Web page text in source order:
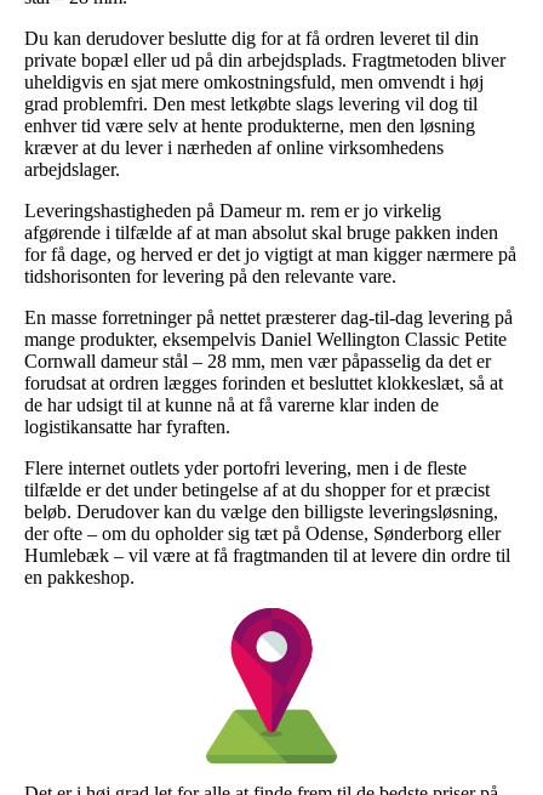
Du kan derudover beslutte dig for at få ordren leveret til din
private bopæl eller ud på din arbejdsplads. Fragtmetoden bliver
uheldigvis en sjat mere omkostningsfuld, men omvendt i høj
grad problemfri. Den mest letkøbte slags levering vil dog til
enhver tid være selv at hente produkterne, men den løsning
kræver at du lever i nærheden af online virksomhedens
arbejdslager.
Leveringshastigheden på Dameur m. rem er jo virkelig
afgørende i tilfælde af at man absolut skal bruge pakken inden
for få dage, og herved er det jo vigtigt at man kigger nærmere på
tidshorisonten for levering på den relevante vare.
En masse forretninger på nettet præsterer dag-til-dag levering på
mange produkter, eksempelvis Daniel Wellington Classic Petite
Cornwall dameur stål – 28 mm, men vær påpasselig da det er
forudsat at ordren lægges forinden et besluttet klokkeslæt, så at
de har udsigt til at kunne nå at få varerne klar inden de
logistikansatte har fyraften.
Flere internet outlets yder portofri levering, men i de fleste
tilfælde er det under betingelse af at du shopper for et præcist
beløb. Derudover kan du vælge den billigste leveringsløsning,
der ofte – om du opholder sig tæt på Odense, Sønderborg eller
Humlebæk – vil være at få fragtmanden til at levere din ordre til
en pakkeshop.